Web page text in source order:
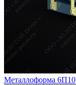
Металлоформа 6П10